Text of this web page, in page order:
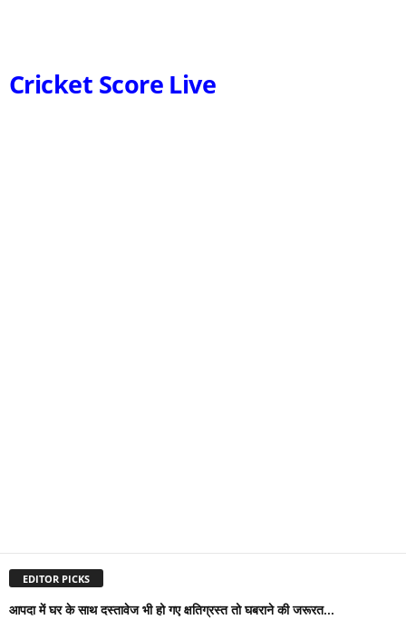
Cricket Score Live
EDITOR PICKS
आपदा में घर के साथ दस्तावेज भी हो गए क्षतिग्रस्त तो घबराने की जरूरत...